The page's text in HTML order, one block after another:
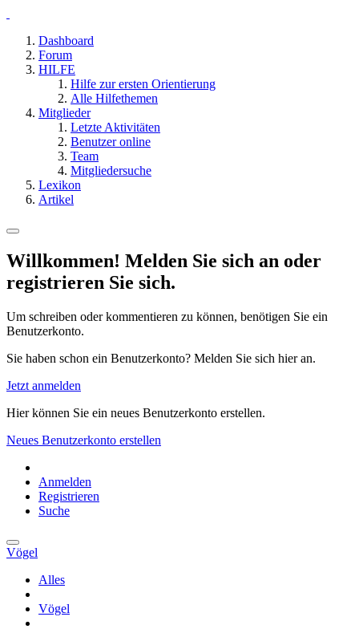
Dashboard
Forum
HILFE
Hilfe zur ersten Orientierung
Alle Hilfethemen
Mitglieder
Letzte Aktivitäten
Benutzer online
Team
Mitgliedersuche
Lexikon
Artikel
Willkommen! Melden Sie sich an oder
registrieren Sie sich.
Um schreiben oder kommentieren zu können, benötigen Sie ein
Benutzerkonto.
Sie haben schon ein Benutzerkonto? Melden Sie sich hier an.
Jetzt anmelden
Hier können Sie ein neues Benutzerkonto erstellen.
Neues Benutzerkonto erstellen
Anmelden
Registrieren
Suche
Vögel
Alles
Vögel